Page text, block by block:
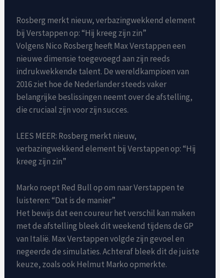
Rosberg merkt nieuw, verbazingwekkend element
bij Verstappen op: “Hij kreeg zijn zin”
Volgens Nico Rosberg heeft Max Verstappen een
nieuwe dimensie toegevoegd aan zijn reeds
indrukwekkende talent. De wereldkampioen van
2016 ziet hoe de Nederlander steeds vaker
belangrijke beslissingen neemt over de afstelling,
die cruciaal zijn voor zijn succes.
LEES MEER: Rosberg merkt nieuw,
verbazingwekkend element bij Verstappen op: “Hij
kreeg zijn zin”
Marko roept Red Bull op om naar Verstappen te
luisteren: “Dat is de manier”
Het bewijs dat een coureur het verschil kan maken
met de afstelling bleek dit weekend tijdens de GP
van Italië. Max Verstappen volgde zijn gevoel en
negeerde de simulaties. Achteraf bleek dit de juiste
keuze, zoals ook Helmut Marko opmerkte.